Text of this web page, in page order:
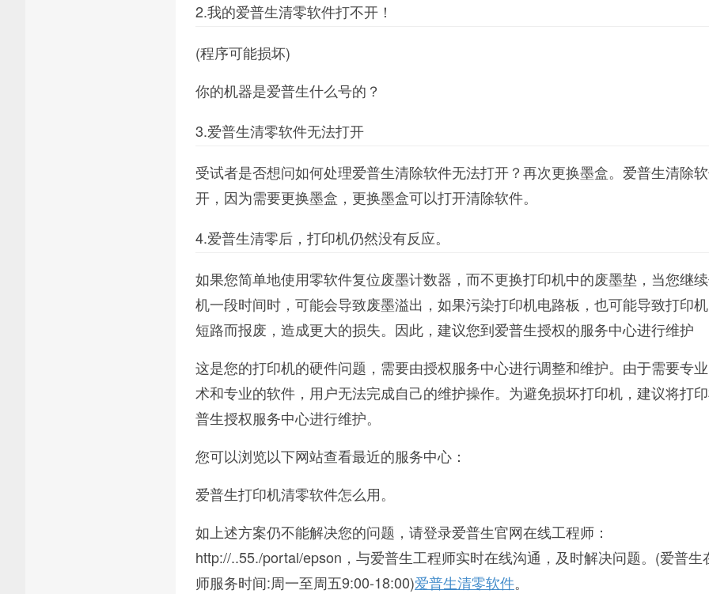
2.我的爱普生清零软件打不开！
(程序可能损坏)
你的机器是爱普生什么号的？
3.爱普生清零软件无法打开
受试者是否想问如何处理爱普生清除软件无法打开？再次更换墨盒。爱普生清除
开，因为需要更换墨盒，更换墨盒可以打开清除软件。
4.爱普生清零后，打印机仍然没有反应。
如果您简单地使用零软件复位废墨计数器，而不更换打印机中的废墨垫，当您继
机一段时间时，可能会导致废墨溢出，如果污染打印机电路板，也可能导致打印
短路而报废，造成更大的损失。因此，建议您到爱普生授权的服务中心进行维护
这是您的打印机的硬件问题，需要由授权服务中心进行调整和维护。由于需要专
术和专业的软件，用户无法完成自己的维护操作。为避免损坏打印机，建议将打
普生授权服务中心进行维护。
您可以浏览以下网站查看最近的服务中心：
爱普生打印机清零软件怎么用。
如上述方案仍不能解决您的问题，请登录爱普生官网在线工程师：
http://..55./portal/epson，与爱普生工程师实时在线沟通，及时解决问题。(爱普生
师服务时间:周一至周五9:00-18:00)爱普生清零软件。